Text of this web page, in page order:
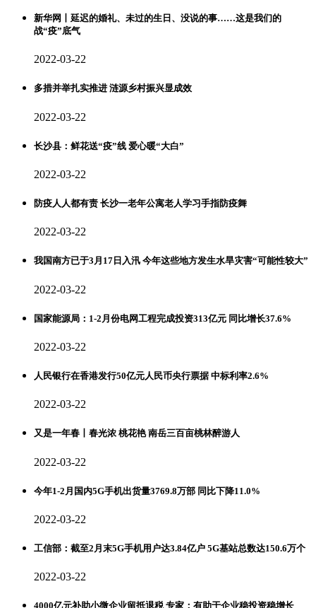
新华网丨延迟的婚礼、未过的生日、没说的事……这是我们的
战“疫”底气
2022-03-22
多措并举扎实推进 涟源乡村振兴显成效
2022-03-22
长沙县：鲜花送“疫”线 爱心暖“大白”
2022-03-22
防疫人人都有责 长沙一老年公寓老人学习手指防疫舞
2022-03-22
我国南方已于3月17日入汛 今年这些地方发生水旱灾害“可能性较大”
2022-03-22
国家能源局：1-2月份电网工程完成投资313亿元 同比增长37.6%
2022-03-22
人民银行在香港发行50亿元人民币央行票据 中标利率2.6%
2022-03-22
又是一年春丨春光浓 桃花艳 南岳三百亩桃林醉游人
2022-03-22
今年1-2月国内5G手机出货量3769.8万部 同比下降11.0%
2022-03-22
工信部：截至2月末5G手机用户达3.84亿户 5G基站总数达150.6万个
2022-03-22
4000亿元补助小微企业留抵退税 专家：有助于企业稳投资稳增长